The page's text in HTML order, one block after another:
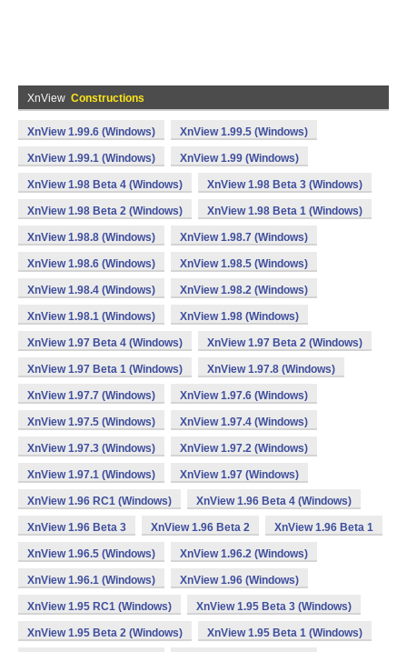
XnView Constructions
XnView 1.99.6 (Windows) XnView 1.99.5 (Windows)
XnView 1.99.1 (Windows) XnView 1.99 (Windows)
XnView 1.98 Beta 4 (Windows) XnView 1.98 Beta 3 (Windows)
XnView 1.98 Beta 2 (Windows) XnView 1.98 Beta 1 (Windows)
XnView 1.98.8 (Windows) XnView 1.98.7 (Windows)
XnView 1.98.6 (Windows) XnView 1.98.5 (Windows)
XnView 1.98.4 (Windows) XnView 1.98.2 (Windows)
XnView 1.98.1 (Windows) XnView 1.98 (Windows)
XnView 1.97 Beta 4 (Windows) XnView 1.97 Beta 2 (Windows)
XnView 1.97 Beta 1 (Windows) XnView 1.97.8 (Windows)
XnView 1.97.7 (Windows) XnView 1.97.6 (Windows)
XnView 1.97.5 (Windows) XnView 1.97.4 (Windows)
XnView 1.97.3 (Windows) XnView 1.97.2 (Windows)
XnView 1.97.1 (Windows) XnView 1.97 (Windows)
XnView 1.96 RC1 (Windows) XnView 1.96 Beta 4 (Windows)
XnView 1.96 Beta 3 XnView 1.96 Beta 2 XnView 1.96 Beta 1
XnView 1.96.5 (Windows) XnView 1.96.2 (Windows)
XnView 1.96.1 (Windows) XnView 1.96 (Windows)
XnView 1.95 RC1 (Windows) XnView 1.95 Beta 3 (Windows)
XnView 1.95 Beta 2 (Windows) XnView 1.95 Beta 1 (Windows)